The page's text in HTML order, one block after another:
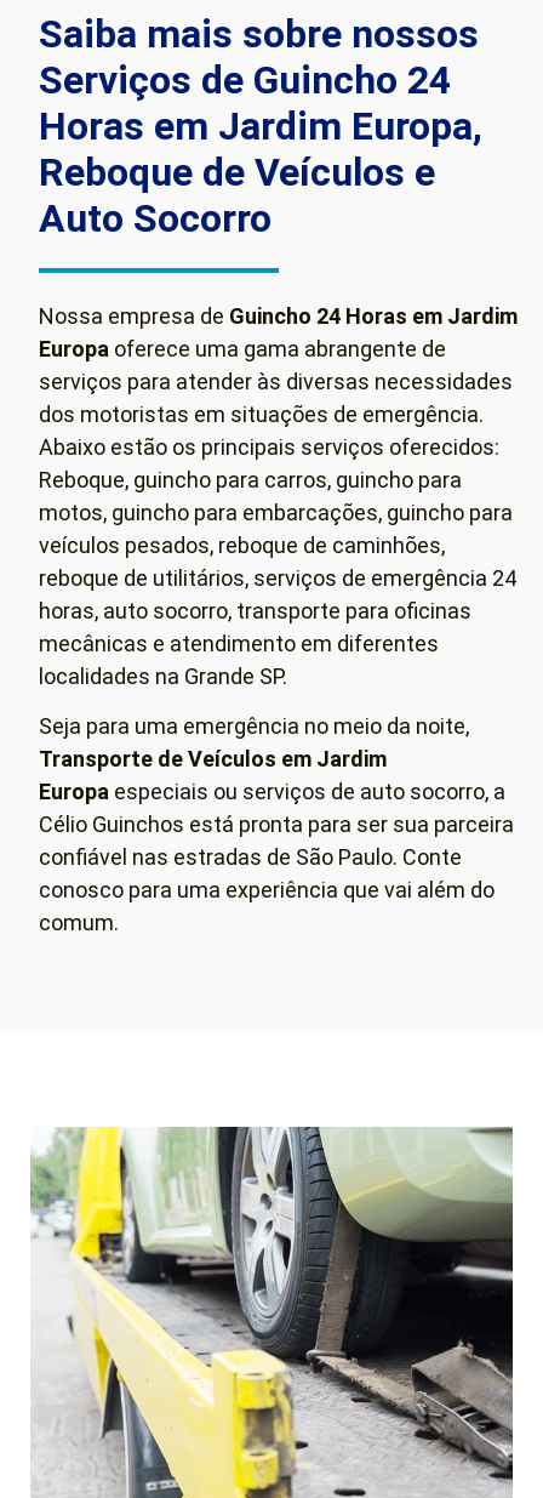
Saiba mais sobre nossos
Serviços de Guincho 24
Horas em Jardim Europa,
Reboque de Veículos e
Auto Socorro
Nossa empresa de Guincho 24 Horas em Jardim
Europa oferece uma gama abrangente de
serviços para atender às diversas necessidades
dos motoristas em situações de emergência.
Abaixo estão os principais serviços oferecidos:
Reboque, guincho para carros, guincho para
motos, guincho para embarcações, guincho para
veículos pesados, reboque de caminhões,
reboque de utilitários, serviços de emergência 24
horas, auto socorro, transporte para oficinas
mecânicas e atendimento em diferentes
localidades na Grande SP.
Seja para uma emergência no meio da noite,
Transporte de Veículos em Jardim
Europa especiais ou serviços de auto socorro, a
Célio Guinchos está pronta para ser sua parceira
confiável nas estradas de São Paulo. Conte
conosco para uma experiência que vai além do
comum.